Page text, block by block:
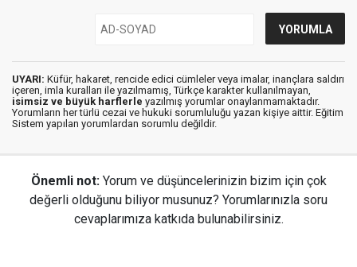
UYARI: Küfür, hakaret, rencide edici cümleler veya imalar, inançlara saldırı
içeren, imla kuralları ile yazılmamış, Türkçe karakter kullanılmayan,
isimsiz ve büyük harflerle yazılmış yorumlar onaylanmamaktadır.
Yorumların her türlü cezai ve hukuki sorumluluğu yazan kişiye aittir. Eğitim
Sistem yapılan yorumlardan sorumlu değildir.
Önemli not: Yorum ve düşüncelerinizin bizim için çok
değerli olduğunu biliyor musunuz? Yorumlarınızla soru
cevaplarımıza katkıda bulunabilirsiniz.